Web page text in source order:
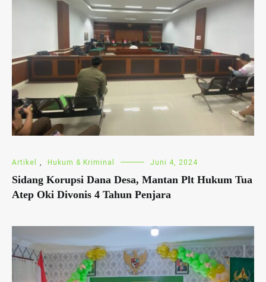
Artikel , Hukum & Kriminal Juni 4, 2024
Sidang Korupsi Dana Desa, Mantan Plt Hukum Tua
Atep Oki Divonis 4 Tahun Penjara